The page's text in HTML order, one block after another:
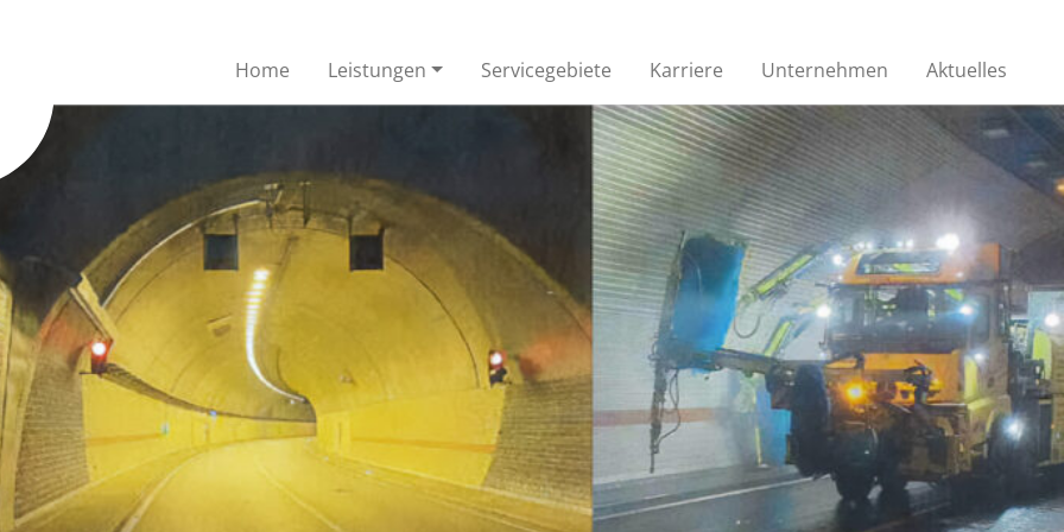
Home Leistungen
Inspektion
Mini-Farb-TV-
werden Schäden
gesundes und urbanes Leben
Kanalinspektion
Regelmäßige Inspektionen zur
Lokalisierung von Schäden
und Auskleidung von
mit
200.
Kanalreparatur offen
Je nach Schadensbild ist die
Behebung der örtlich begrenzten
Schäden oft unumgänglich
Auskleidungsverfahren
Zur Behandlung von
mineralölhaltigem Abwasser oder
als Rückhalteeinrichtungen
eine große Auswahl an
Höchstdruck-
Wasserstrahlen
Wir haben im Bereich
Höchstdrucktechnik weit mehr als
30 Jahre Erfahrung
STREET TO HOME®
Ein völlig neues Verfahren zur
grabenlosen
Hausanschlusssanierung aus dem
Bereich Rohr- und Kanalsanierung.
Servicegebiete Karriere Unternehmen Aktuelles